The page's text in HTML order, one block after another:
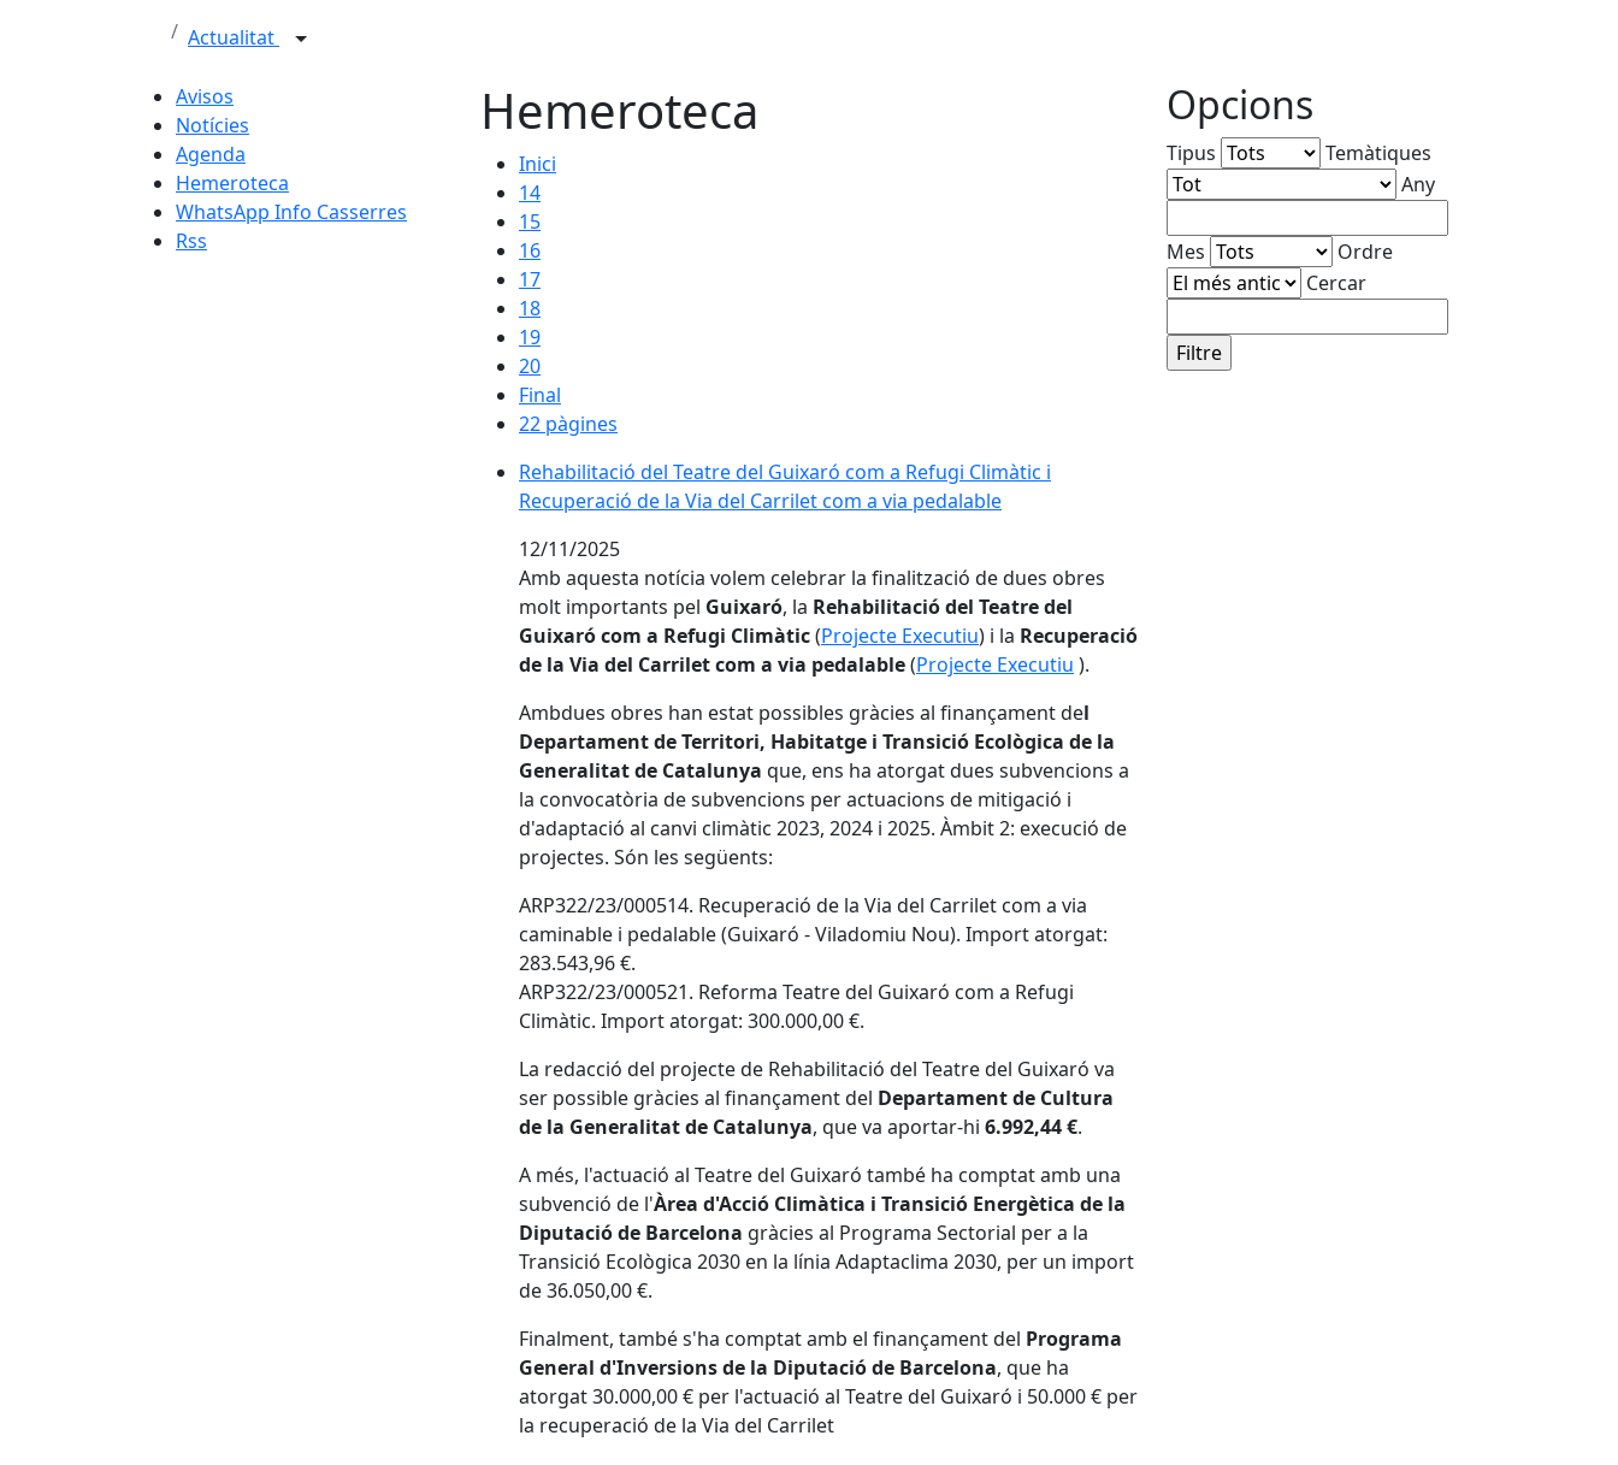
Actualitat
Avisos
Notícies
Agenda
Hemeroteca
WhatsApp Info Casserres
Rss
Hemeroteca
Inici
14
15
16
17
18
19
20
Final
22 pàgines
Rehabilitació del Teatre del Guixaró com a Refugi Climàtic i
Recuperació de la Via del Carrilet com a via pedalable
12/11/2025
Amb aquesta notícia volem celebrar la finalització de dues obres
molt importants pel Guixaró, la Rehabilitació del Teatre del
Guixaró com a Refugi Climàtic(Projecte Executiu) i la Recuperació
de la Via del Carrilet com a via pedalable(Projecte Executiu ).
Ambdues obres han estat possibles gràcies al finançament del
Departament de Territori, Habitatge i Transició Ecològica de la
Generalitat de Catalunya que, ens ha atorgat dues subvencions a
la convocatòria de subvencions per actuacions de mitigació i
d'adaptació al canvi climàtic 2023, 2024 i 2025. Àmbit 2: execució de
projectes. Són les següents:
ARP322/23/000514. Recuperació de la Via del Carrilet com a via
caminable i pedalable (Guixaró - Viladomiu Nou). Import atorgat:
283.543,96 €.
ARP322/23/000521. Reforma Teatre del Guixaró com a Refugi
Climàtic. Import atorgat: 300.000,00 €.
La redacció del projecte de Rehabilitació del Teatre del Guixaró va
ser possible gràcies al finançament del Departament de Cultura
de la Generalitat de Catalunya, que va aportar-hi 6.992,44 €.
A més, l'actuació al Teatre del Guixaró també ha comptat amb una
subvenció de l'Àrea d'Acció Climàtica i Transició Energètica de la
Diputació de Barcelona gràcies al Programa Sectorial per a la
Transició Ecològica 2030 en la línia Adaptaclima 2030, per un import
de 36.050,00 €.
Finalment, també s'ha comptat amb el finançament del Programa
General d'Inversions de la Diputació de Barcelona, que ha
atorgat 30.000,00 € per l'actuació al Teatre del Guixaró i 50.000 € per
la recuperació de la Via del Carrilet
Opcions
Tipus
Temàtiques
Any
Mes
Ordre
Cercar